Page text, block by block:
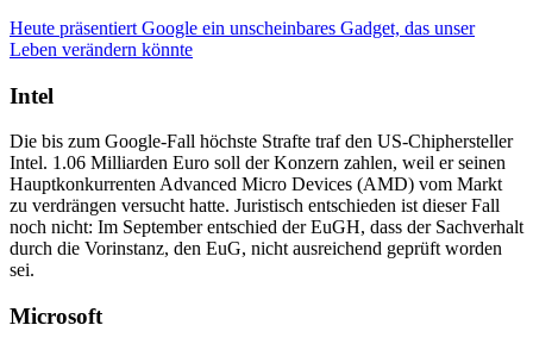
Heute präsentiert Google ein unscheinbares Gadget, das unser
Leben verändern könnte
Intel
Die bis zum Google-Fall höchste Strafte traf den US-Chiphersteller
Intel. 1.06 Milliarden Euro soll der Konzern zahlen, weil er seinen
Hauptkonkurrenten Advanced Micro Devices (AMD) vom Markt
zu verdrängen versucht hatte. Juristisch entschieden ist dieser Fall
noch nicht: Im September entschied der EuGH, dass der Sachverhalt
durch die Vorinstanz, den EuG, nicht ausreichend geprüft worden
sei.
Microsoft